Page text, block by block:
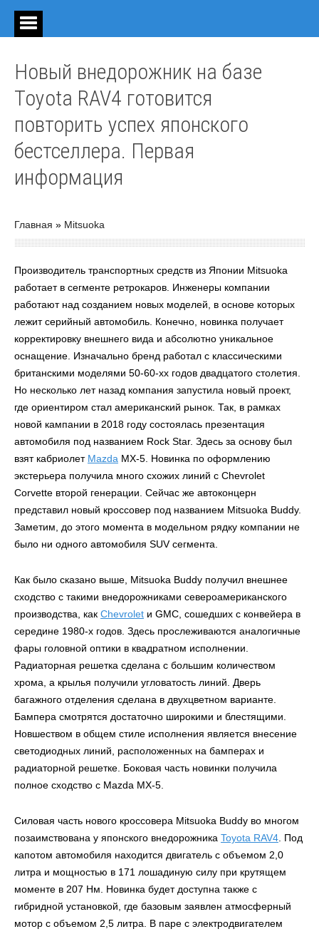
Новый внедорожник на базе
Toyota RAV4 готовится
повторить успех японского
бестселлера. Первая
информация
Главная » Mitsuoka
Производитель транспортных средств из Японии Mitsuoka
работает в сегменте ретрокаров. Инженеры компании
работают над созданием новых моделей, в основе которых
лежит серийный автомобиль. Конечно, новинка получает
корректировку внешнего вида и абсолютно уникальное
оснащение. Изначально бренд работал с классическими
британскими моделями 50-60-хх годов двадцатого столетия.
Но несколько лет назад компания запустила новый проект,
где ориентиром стал американский рынок. Так, в рамках
новой кампании в 2018 году состоялась презентация
автомобиля под названием Rock Star. Здесь за основу был
взят кабриолет Mazda MX-5. Новинка по оформлению
экстерьера получила много схожих линий с Chevrolet
Corvette второй генерации. Сейчас же автоконцерн
представил новый кроссовер под названием Mitsuoka Buddy.
Заметим, до этого момента в модельном рядку компании не
было ни одного автомобиля SUV сегмента.
Как было сказано выше, Mitsuoka Buddy получил внешнее
сходство с такими внедорожниками североамериканского
производства, как Chevrolet и GMC, сошедших с конвейера в
середине 1980-х годов. Здесь прослеживаются аналогичные
фары головной оптики в квадратном исполнении.
Радиаторная решетка сделана с большим количеством
хрома, а крылья получили угловатость линий. Дверь
багажного отделения сделана в двухцветном варианте.
Бампера смотрятся достаточно широкими и блестящими.
Новшеством в общем стиле исполнения является внесение
светодиодных линий, расположенных на бамперах и
радиаторной решетке. Боковая часть новинки получила
полное сходство с Mazda MX-5.
Силовая часть нового кроссовера Mitsuoka Buddy во многом
позаимствована у японского внедорожника Toyota RAV4 . Под
капотом автомобиля находится двигатель с объемом 2,0
литра и мощностью в 171 лошадиную силу при крутящем
моменте в 207 Нм. Новинка будет доступна также с
гибридной установкой, где базовым заявлен атмосферный
мотор с объемом 2,5 литра. В паре с электродвигателем